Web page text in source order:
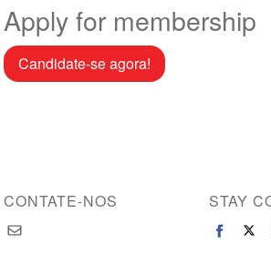
Apply for membership
Candidate-se agora!
CONTATE-NOS STAY